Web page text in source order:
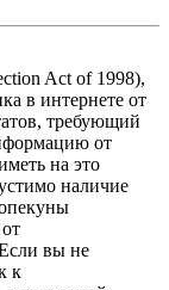
Act of 1998),
в интернете от
требующий
от
на это
наличие
вы не
к